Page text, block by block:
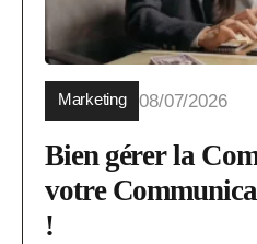
Marketing 08/07/2026
Bien gérer la
votre
!